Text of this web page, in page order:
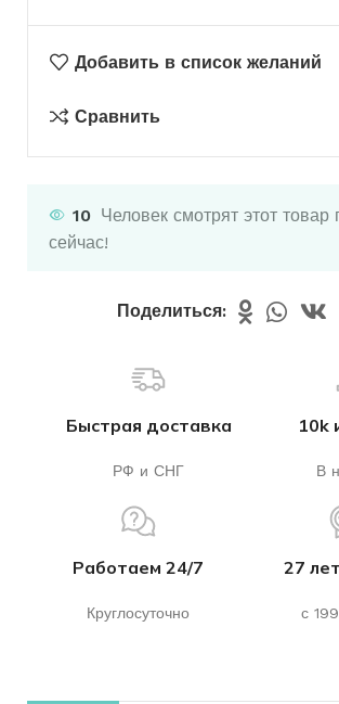
Добавить в список желаний
Сравнить
10 Человек смотрят этот товар
сейчас!
Поделиться:
Быстрая доставка
РФ и СНГ
10k
В
Работаем 24/7
Круглосуточно
27
с